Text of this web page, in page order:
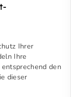
Ihrer
Ihre
den
dieser